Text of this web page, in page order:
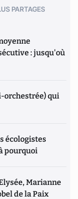
PARTAGES
: jusqu'où
orchestrée) qui
écologistes
pourquoi
Marianne
de la Paix